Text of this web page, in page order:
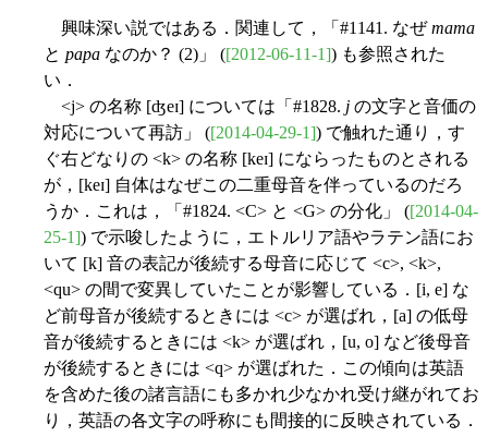
興味深い説ではある．関連して，「#1141. なぜmama
と papa なのか？ (2)」 ([2012-06-11-1]) も参照された
い．
<j> の名称 [ʤeɪ] については「#1828. j の文字と音価の
対応について再訪」 ([2014-04-29-1]) で触れた通り，す
ぐ右どなりの <k> の名称 [keɪ] にならったものとされる
が，[keɪ] 自体はなぜこの二重母音を伴っているのだろ
うか．これは，「#1824. <C> と <G> の分化」 ([2014-04-
25-1]) で示唆したように，エトルリア語やラテン語にお
いて [k] 音の表記が後続する母音に応じて <c>, <k>,
<qu> の間で変異していたことが影響している．[i, e] な
ど前母音が後続するときには <c> が選ばれ，[a] の低母
音が後続するときには <k> が選ばれ，[u, o] など後母音
が後続するときには <q> が選ばれた．この傾向は英語
を含めた後の諸言語にも多かれ少なかれ受け継がれてお
り，英語の各文字の呼称にも間接的に反映されている．